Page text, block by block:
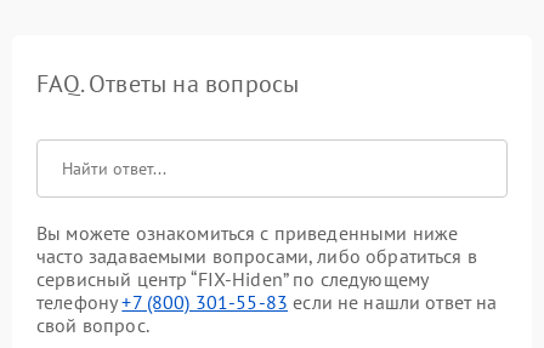
FAQ. Ответы на вопросы
Вы можете ознакомиться с приведенными ниже
часто задаваемыми вопросами, либо обратиться в
сервисный центр “FIX-Hiden” по следующему
телефону+7 (800) 301-55-83 если не нашли ответ на
свой вопрос.